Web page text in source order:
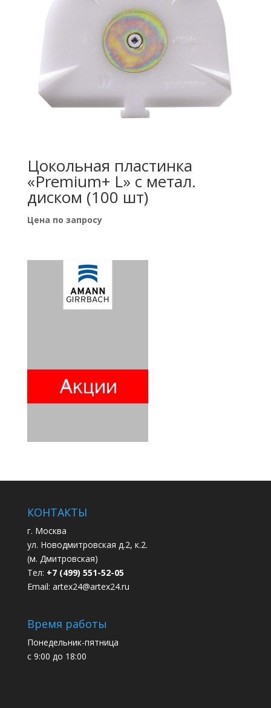
Цокольная пластинка
«Premium+ L» с метал.
диском (100 шт)
Цена по запросу
КОНТАКТЫ
г. Москва
ул. Новодмитровская д.2, к.2.
(м. Дмитровская)
Тел: +7 (499) 551-52-05
Email: artex24@artex24.ru
Время работы
Понедельник-пятница
с 9:00 до 18:00